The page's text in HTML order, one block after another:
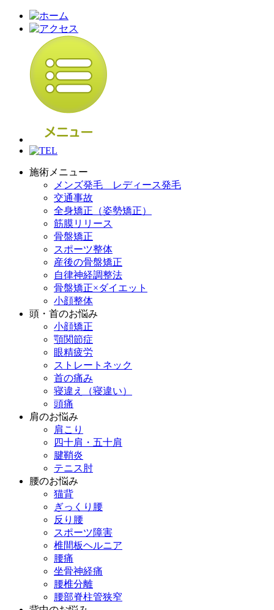
施術メニュー
メンズ発毛 レディース発毛
交通事故
全身矯正（姿勢矯正）
筋膜リリース
骨盤矯正
スポーツ整体
産後の骨盤矯正
自律神経調整法
骨盤矯正×ダイエット
小顔整体
頭・首のお悩み
小顔矯正
顎関節症
眼精疲労
ストレートネック
首の痛み
寝違え（寝違い）
頭痛
肩のお悩み
肩こり
四十肩・五十肩
腱鞘炎
テニス肘
腰のお悩み
猫背
ぎっくり腰
反り腰
スポーツ障害
椎間板ヘルニア
腰痛
坐骨神経痛
腰椎分離
腰部脊柱管狭窄